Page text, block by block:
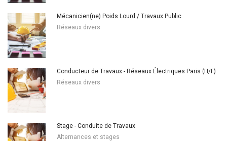
Mécanicien(ne) Poids Lourd / Travaux Public
Réseaux divers
Conducteur de Travaux - Réseaux Électriques Paris (H/F)
Réseaux divers
Stage - Conduite de Travaux
Alternances et stages